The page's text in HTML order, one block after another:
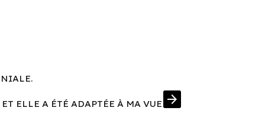
ELLE A ÉTÉ ADAPTÉE À MA VUE arrow_forward